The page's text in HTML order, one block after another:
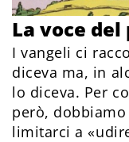
La voce del
I vangeli ci
diceva ma, in
lo diceva. Per
però,
limitarci a